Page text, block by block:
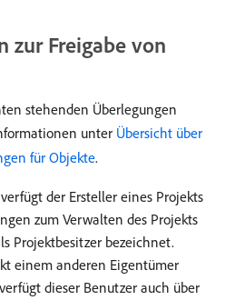
zur Freigabe von
stehenden Überlegungen
unter Übersicht über
für Objekte.
der Ersteller eines Projekts
zum Verwalten des Projekts
Projektbesitzer bezeichnet.
einem anderen Eigentümer
dieser Benutzer auch über